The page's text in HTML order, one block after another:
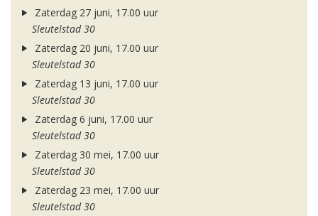
Zaterdag 27 juni, 17.00 uur
Sleutelstad 30
Zaterdag 20 juni, 17.00 uur
Sleutelstad 30
Zaterdag 13 juni, 17.00 uur
Sleutelstad 30
Zaterdag 6 juni, 17.00 uur
Sleutelstad 30
Zaterdag 30 mei, 17.00 uur
Sleutelstad 30
Zaterdag 23 mei, 17.00 uur
Sleutelstad 30